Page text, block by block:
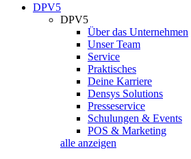
DPV5
DPV5
Über das Unternehmen
Unser Team
Service
Praktisches
Deine Karriere
Densys Solutions
Presseservice
Schulungen & Events
POS & Marketing
alle anzeigen